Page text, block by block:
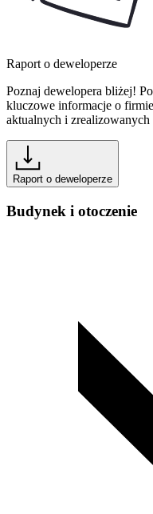
Raport o deweloperze
Poznaj dewelopera bliżej!
kluczowe informacje o
aktualnych i zrealizowanych
Raport o deweloperze
Budynek i otoczenie